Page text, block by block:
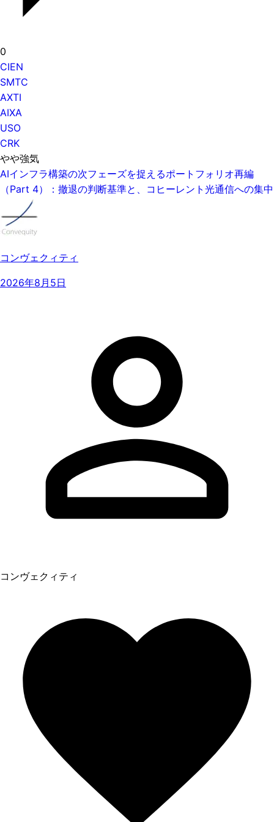
0
CIEN
SMTC
AXTI
AIXA
USO
CRK
やや強気
AIインフラ構築の次フェーズを捉えるポートフォリオ再編
（Part 4）：撤退の判断基準と、コヒーレント光通信への集中
コンヴェクィティ
2026年8月5日
コンヴェクィティ